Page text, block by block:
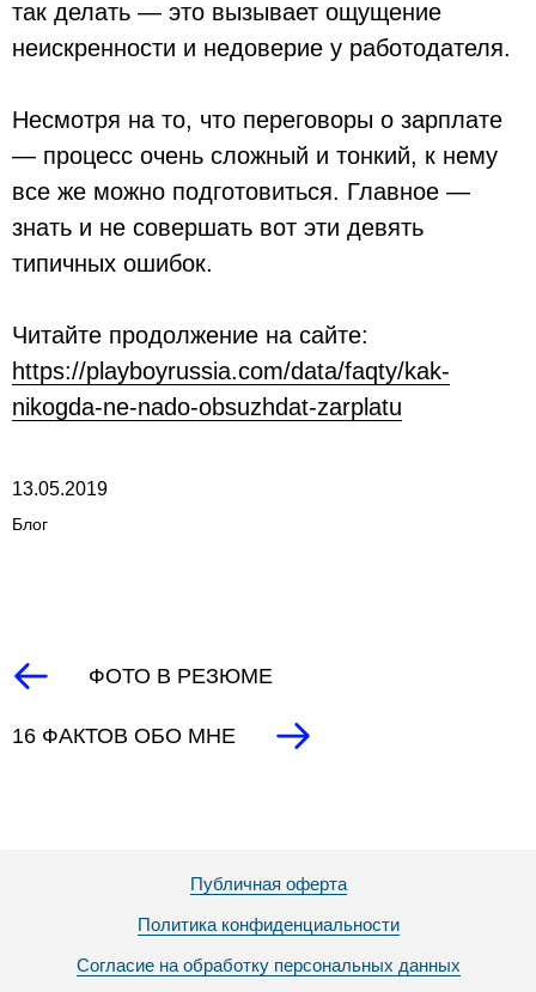
так делать — это вызывает ощущение
неискренности и недоверие у работодателя.
Несмотря на то, что переговоры о зарплате
— процесс очень сложный и тонкий, к нему
все же можно подготовиться. Главное —
знать и не совершать вот эти девять
типичных ошибок.
Читайте продолжение на сайте:
https://playboyrussia.com/data/faqty/kak-
nikogda-ne-nado-obsuzhdat-zarplatu
13.05.2019
Блог
ФОТО В РЕЗЮМЕ
16 ФАКТОВ ОБО МНЕ
Публичная оферта
Политика конфиденциальности
Согласие на обработку персональных данных